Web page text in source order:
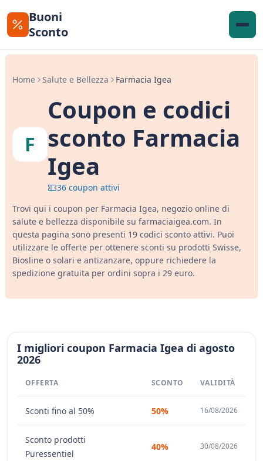
Buoni
Sconto
Home Salute e Bellezza Farmacia Igea
F
Coupon e codici
sconto Farmacia
Igea
36 coupon attivi
Trovi qui i coupon per Farmacia Igea, negozio online di
salute e bellezza disponibile su farmaciaigea.com. In
questa pagina sono presenti 19 codici sconto attivi. Puoi
utilizzare le offerte per ottenere sconti su prodotti Swisse,
Biosline o solari e antizanzare, oppure richiedere la
spedizione gratuita per ordini sopra i 29 euro.
I migliori coupon Farmacia Igea di agosto
2026
OFFERTA SCONTO VALIDITÀ
Sconti fino al 50% 50% 16/08/2026
Sconto prodotti
Puressentiel
40% 30/08/2026